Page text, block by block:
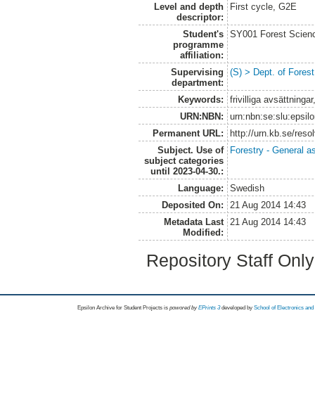
Level and depth
descriptor:
First cycle, G2E
Student's
programme
affiliation:
SY001 Forest
Supervising
department:
(S) > Dept. of
Keywords:
frivilliga
URN:NBN:
Permanent URL:
http://urn.kb.se/
Subject. Use of
subject categories
until 2023-04-30.:
Forestry - General
Language:
Swedish
Deposited On:
21 Aug 2014 14:43
Metadata Last
Modified:
21 Aug 2014 14:43
Repository Staff
Epsilon Archive for Student Projects is powored byEPrints 3 developed by School of Electronics